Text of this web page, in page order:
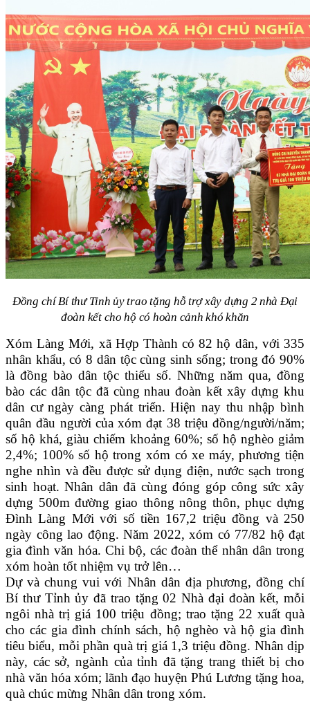
Đồng chí Bí thư Tỉnh ủy trao tặng hỗ trợ xây dựng 2 nhà Đại
đoàn kết cho hộ có hoàn cảnh khó khăn
Xóm Làng Mới, xã Hợp Thành có 82 hộ dân, với 335
nhân khẩu, có 8 dân tộc cùng sinh sống; trong đó 90%
là đồng bào dân tộc thiểu số. Những năm qua, đồng
bào các dân tộc đã cùng nhau đoàn kết xây dựng khu
dân cư ngày càng phát triển. Hiện nay thu nhập bình
quân đầu người của xóm đạt 38 triệu đồng/người/năm;
số hộ khá, giàu chiếm khoảng 60%; số hộ nghèo giảm
2,4%; 100% số hộ trong xóm có xe máy, phương tiện
nghe nhìn và đều được sử dụng điện, nước sạch trong
sinh hoạt. Nhân dân đã cùng đóng góp công sức xây
dựng 500m đường giao thông nông thôn, phục dựng
Đình Làng Mới với số tiền 167,2 triệu đồng và 250
ngày công lao động. Năm 2022, xóm có 77/82 hộ đạt
gia đình văn hóa. Chi bộ, các đoàn thể nhân dân trong
xóm hoàn tốt nhiệm vụ trở lên…
Dự và chung vui với Nhân dân địa phương, đồng chí
Bí thư Tỉnh ủy đã trao tặng 02 Nhà đại đoàn kết, mỗi
ngôi nhà trị giá 100 triệu đồng; trao tặng 22 xuất quà
cho các gia đình chính sách, hộ nghèo và hộ gia đình
tiêu biểu, mỗi phần quà trị giá 1,3 triệu đồng. Nhân dịp
này, các sở, ngành của tỉnh đã tặng trang thiết bị cho
nhà văn hóa xóm; lãnh đạo huyện Phú Lương tặng hoa,
quà chúc mừng Nhân dân trong xóm.